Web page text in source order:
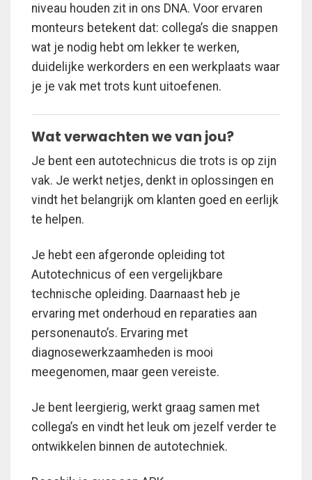
niveau houden zit in ons DNA. Voor ervaren
monteurs betekent dat: collega’s die snappen
wat je nodig hebt om lekker te werken,
duidelijke werkorders en een werkplaats waar
je je vak met trots kunt uitoefenen.
Wat verwachten we van jou?
Je bent een autotechnicus die trots is op zijn
vak. Je werkt netjes, denkt in oplossingen en
vindt het belangrijk om klanten goed en eerlijk
te helpen.
Je hebt een afgeronde opleiding tot
Autotechnicus of een vergelijkbare
technische opleiding. Daarnaast heb je
ervaring met onderhoud en reparaties aan
personenauto’s. Ervaring met
diagnosewerkzaamheden is mooi
meegenomen, maar geen vereiste.
Je bent leergierig, werkt graag samen met
collega’s en vindt het leuk om jezelf verder te
ontwikkelen binnen de autotechniek.